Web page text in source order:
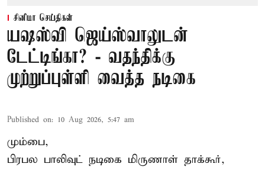
சினிமா செய்திகள்
யஷஸ்வி ஜெய்ஸ்வாலுடன்
டேட்டிங்கா? - வதந்திக்கு
முற்றுப்புள்ளி வைத்த நடிகை
Published on: 10 Aug 2026, 5:47 am
மும்பை,
பிரபல பாலிவுட் நடிகை மிருணாள் தாக்கூர்,